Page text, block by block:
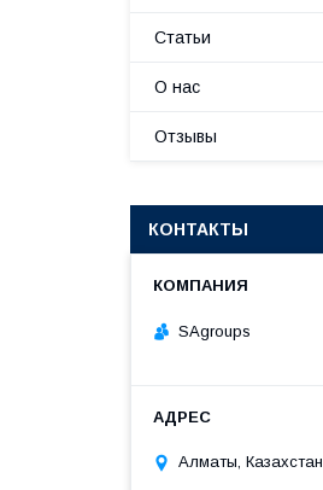
Статьи
О нас
Отзывы
КОНТАКТЫ
SAgroups
Алматы, Казахстан